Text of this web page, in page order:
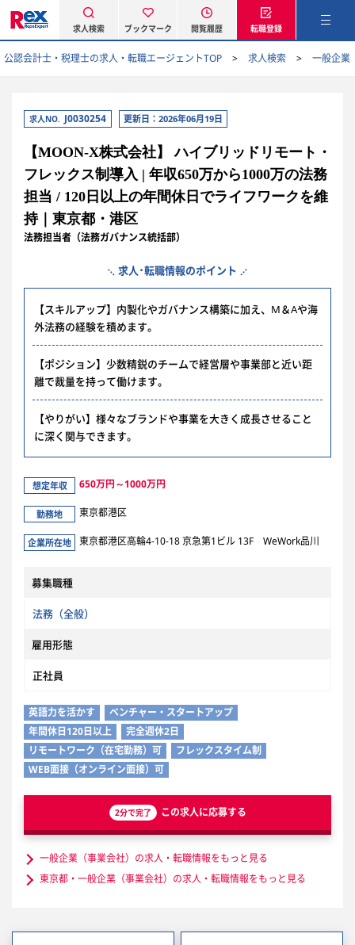
求人検索 ブックマーク 閲覧履歴 転職登録
公認会計士・税理士の求人・転職エージェントTOP 求人検索 一般企業
求人NO. J0030254 更新日：2026年06月19日
【MOON-X株式会社】 ハイブリッドリモート・
フレックス制導入 | 年収650万から1000万の法務
担当 / 120日以上の年間休日でライフワークを維
持｜東京都・港区
法務担当者（法務ガバナンス統括部）
求人･転職情報のポイント
【スキルアップ】内製化やガバナンス構築に加え、M＆Aや海
外法務の経験を積めます。
【ポジション】少数精鋭のチームで経営層や事業部と近い距
離で裁量を持って働けます。
【やりがい】様々なブランドや事業を大きく成長させること
に深く関与できます。
想定年収 650万円～1000万円
勤務地 東京都港区
企業所在地 東京都港区高輪4-10-18 京急第1ビル 13F WeWork品川
募集職種
法務（全般）
雇用形態
正社員
英語力を活かす
ベンチャー・スタートアップ
年間休日120日以上
完全週休2日
リモートワーク（在宅勤務）可
フレックスタイム制
WEB面接（オンライン面接）可
2分で完了 この求人に応募する
一般企業（事業会社）の求人・転職情報をもっと見る
東京都・一般企業（事業会社）の求人・転職情報をもっと見る